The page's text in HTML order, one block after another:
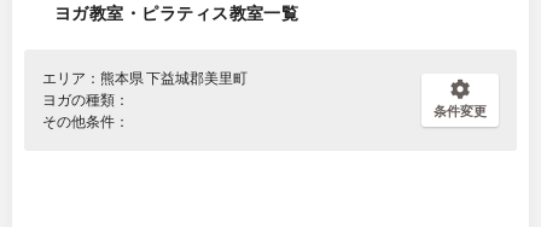
ヨガ教室・ピラティス教室一覧
エリア：熊本県 下益城郡美里町
ヨガの種類：
その他条件：
条件変更